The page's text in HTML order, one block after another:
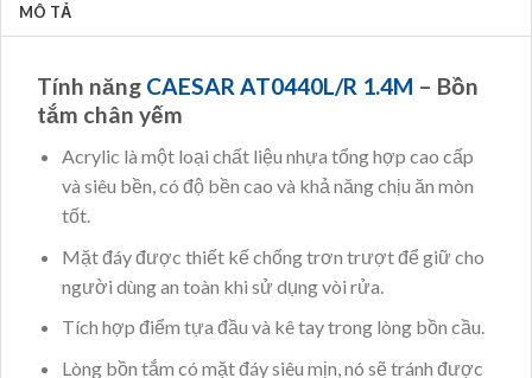
MÔ TẢ
Tính năng CAESAR AT0440L/R 1.4M – Bồn
tắm chân yếm
Acrylic là một loại chất liệu nhựa tổng hợp cao cấp
và siêu bền, có độ bền cao và khả năng chịu ăn mòn
tốt.
Mặt đáy được thiết kế chống trơn trượt để giữ cho
người dùng an toàn khi sử dụng vòi rửa.
Tích hợp điểm tựa đầu và kê tay trong lòng bồn cầu.
Lòng bồn tắm có mặt đáy siêu mịn, nó sẽ tránh được